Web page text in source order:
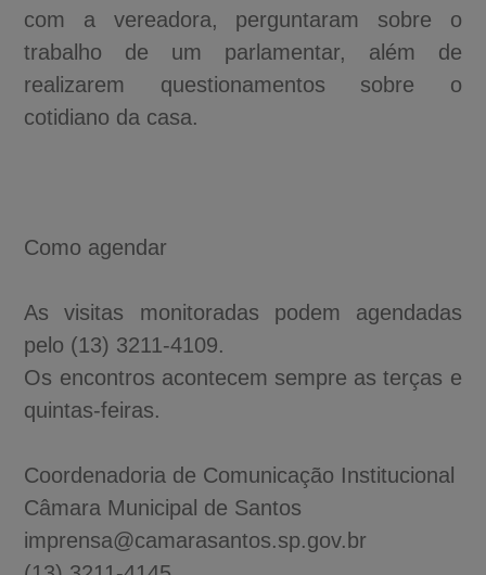
com a vereadora, perguntaram sobre o
trabalho de um parlamentar, além de
realizarem questionamentos sobre o
cotidiano da casa.
Como agendar
As visitas monitoradas podem agendadas
pelo (13) 3211-4109.
Os encontros acontecem sempre as terças e
quintas-feiras.
Coordenadoria de Comunicação Institucional
Câmara Municipal de Santos
imprensa@camarasantos.sp.gov.br